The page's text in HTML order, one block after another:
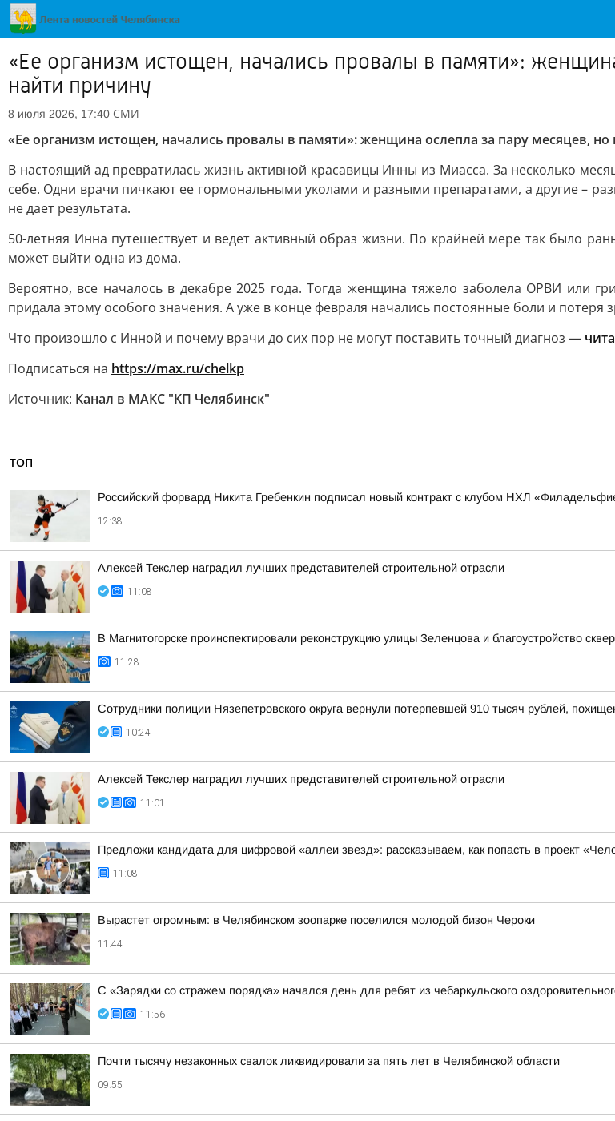
«Ее организм истощен, начались провалы в памяти»:
найти причину
8 июля 2026, 17:40 СМИ
«Ее организм истощен, начались провалы в памяти»: женщина ослепла за пару месяцев,
В настоящий ад превратилась жизнь активной красавицы Инны из Миасса. За несколько
себе. Одни врачи пичкают ее гормональными уколами и разными препаратами, а другие –
не дает результата.
50-летняя Инна путешествует и ведет активный образ жизни. По крайней мере так было
может выйти одна из дома.
Вероятно, все началось в декабре 2025 года. Тогда женщина тяжело заболела ОРВИ или
придала этому особого значения. А уже в конце февраля начались постоянные боли и потеря
Что произошло с Инной и почему врачи до сих пор не могут поставить точный диагноз —
Подписаться на https://max.ru/chelkp
Источник: Канал в МАКС "КП Челябинск"
ТОП
Российский форвард Никита Гребенкин подписал новый контракт с клубом НХЛ
12:38
Алексей Текслер наградил лучших представителей строительной отрасли
11:08
В Магнитогорске проинспектировали реконструкцию улицы Зеленцова и благоустройство
11:28
Сотрудники полиции Нязепетровского округа вернули потерпевшей 910 тысяч рублей,
10:24
Алексей Текслер наградил лучших представителей строительной отрасли
11:01
Предложи кандидата для цифровой «аллеи звезд»: рассказываем, как попасть в проект
11:08
Вырастет огромным: в Челябинском зоопарке поселился молодой бизон Чероки
11:44
С «Зарядки со стражем порядка» начался день для ребят из чебаркульского
11:56
Почти тысячу незаконных свалок ликвидировали за пять лет в Челябинской области
09:55